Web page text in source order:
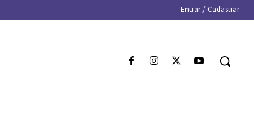
Entrar / Cadastrar